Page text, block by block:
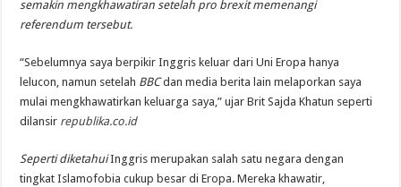
semakin mengkhawatiran setelah pro brexit memenangi
referendum tersebut.
“Sebelumnya saya berpikir Inggris keluar dari Uni Eropa hanya
lelucon, namun setelah BBCdan media berita lain melaporkan saya
mulai mengkhawatirkan keluarga saya,” ujar Brit Sajda Khatun seperti
dilansir republika.co.id
Seperti diketahuiInggris merupakan salah satu negara dengan
tingkat Islamofobia cukup besar di Eropa. Mereka khawatir,